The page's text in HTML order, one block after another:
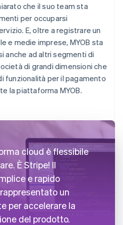
che il suo team sta
per occuparsi
E, oltre a registrare un
e medie imprese, MYOB sta
anche ad altri segmenti di
di grandi dimensioni che
funzionalità per il pagamento
la piattaforma MYOB.
cloud è flessibile
È Stripe! Il
e rapido
un
per accelerare la
del prodotto.